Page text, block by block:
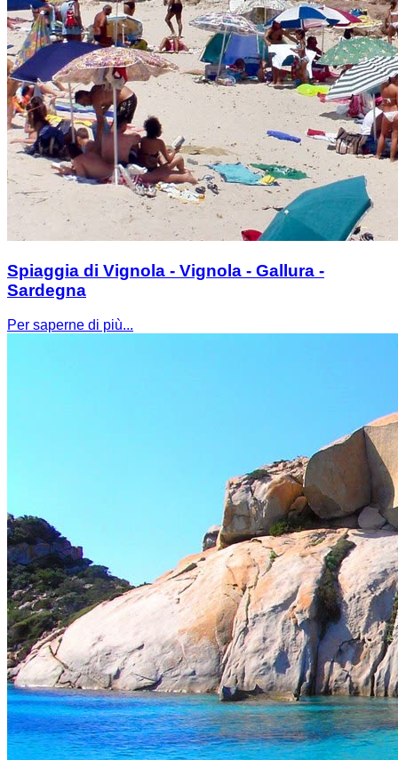
Spiaggia di Vignola - Vignola - Gallura -
Sardegna
Per saperne di più...